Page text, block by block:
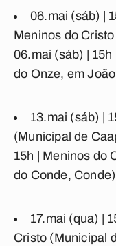
06.mai (sáb) |
Meninos do Cristo
06.mai (sáb) | 15h |
do Onze, em
13.mai (sáb) |
(Municipal de
15h | Meninos do
do Conde, Conde)
17.mai (qua) |
Cristo (Municipal